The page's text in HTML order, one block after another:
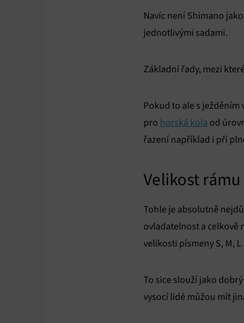
Navíc není Shimano
jednotlivými sadami.
Základní řady, mezi
Pokud to ale s ježděním
pro horská kola od
řazení například i při
Velikost rámu
Tohle je absolutně
ovladatelnost a celkově
velikosti písmeny S, M,
To sice slouží jako
vysocí lidé můžou mít